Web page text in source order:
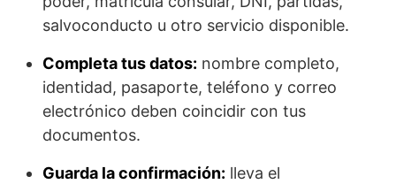
salvoconducto u otro servicio disponible.
Completa tus datos: nombre completo,
identidad, pasaporte, teléfono y correo
electrónico deben coincidir con tus
documentos.
Guarda la confirmación: lleva el